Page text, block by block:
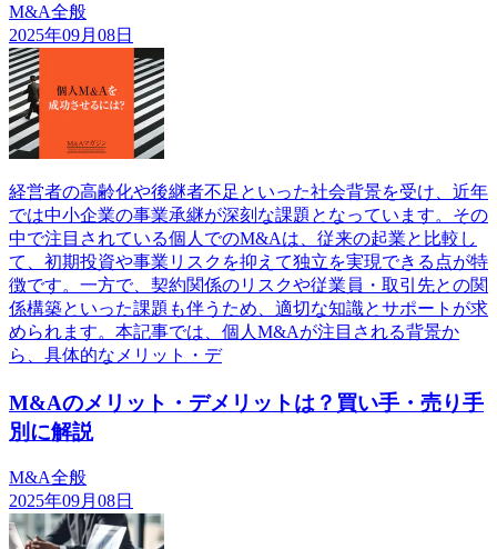
M&A全般
2025年09月08日
経営者の高齢化や後継者不足といった社会背景を受け、近年
では中小企業の事業承継が深刻な課題となっています。その
中で注目されている個人でのM&Aは、従来の起業と比較し
て、初期投資や事業リスクを抑えて独立を実現できる点が特
徴です。一方で、契約関係のリスクや従業員・取引先との関
係構築といった課題も伴うため、適切な知識とサポートが求
められます。本記事では、個人M&Aが注目される背景か
ら、具体的なメリット・デ
M&Aのメリット・デメリットは？買い手・売り手
別に解説
M&A全般
2025年09月08日